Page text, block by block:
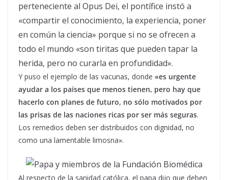
perteneciente al Opus Dei, el pontífice instó a
«compartir el conocimiento, la experiencia, poner
en común la ciencia» porque si no se ofrecen a
todo el mundo «son tiritas que pueden tapar la
herida, pero no curarla en profundidad».
Y puso el ejemplo de las vacunas, donde «es urgente
ayudar a los países que menos tienen, pero hay que
hacerlo con planes de futuro, no sólo motivados por
las prisas de las naciones ricas por ser más seguras.
Los remedios deben ser distribuidos con dignidad, no
como una lamentable limosna».
Al respecto de la sanidad católica, el papa dijo que deben